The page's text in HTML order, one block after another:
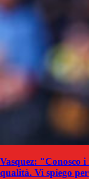
Vasquez: "Conosco
qualità. Vi spiego